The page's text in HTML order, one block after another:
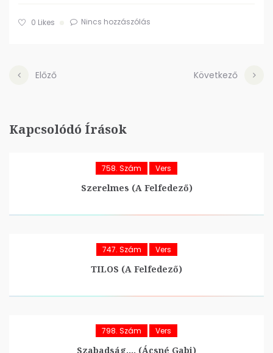
0 Likes Nincs hozzászólás
Előző Következő
Kapcsolódó Írások
758. Szám Vers
Szerelmes (A Felfedező)
747. Szám Vers
TILOS (A Felfedező)
798. Szám Vers
Szabadság…. (Ácsné Gabi)